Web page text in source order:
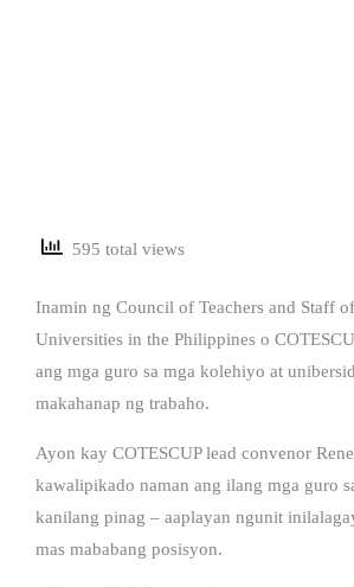
595 total views
Inamin ng Council of Teachers and Staff
Universities in the Philippines o
ang mga guro sa mga kolehiyo at
makahanap ng trabaho.
Ayon kay COTESCUP lead convenor
kawalipikado naman ang ilang mga guro
kanilang pinag – aaplayan ngunit
mas mababang posisyon.